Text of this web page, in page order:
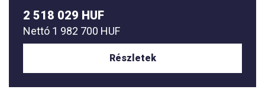
2 518 029 HUF
Nettó 1 982 700 HUF
Részletek